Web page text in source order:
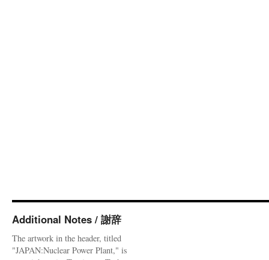
Additional Notes / 謝辞
The artwork in the header, titled
"JAPAN:Nuclear Power Plant," is